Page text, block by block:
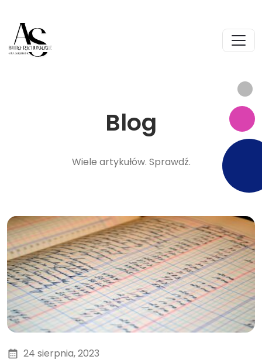
Blog
Wiele artykułów. Sprawdź.
24 sierpnia, 2023